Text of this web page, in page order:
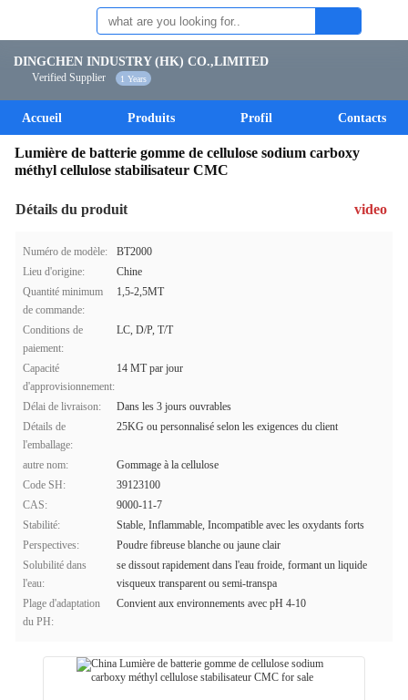
DINGCHEN INDUSTRY (HK) CO.,LIMITED
Verified Supplier 1 Years
Accueil Produits Profil Contacts
Lumière de batterie gomme de cellulose sodium carboxy
méthyl cellulose stabilisateur CMC
Détails du produit video
Numéro de modèle:
BT2000
Lieu d'origine:
Chine
Quantité minimum
de commande:
1,5-2,5MT
Conditions de
paiement:
LC, D/P, T/T
Capacité
d'approvisionnement:
14 MT par jour
Délai de livraison:
Dans les 3 jours ouvrables
Détails de
l'emballage:
25KG ou personnalisé selon les exigences du client
autre nom:
Gommage à la cellulose
Code SH:
39123100
CAS:
9000-11-7
Stabilité:
Stable, Inflammable, Incompatible avec les oxydants forts
Perspectives:
Poudre fibreuse blanche ou jaune clair
Solubilité dans
l'eau:
se dissout rapidement dans l'eau froide, formant un liquide
visqueux transparent ou semi-transpa
Plage d'adaptation
du PH:
Convient aux environnements avec pH 4-10